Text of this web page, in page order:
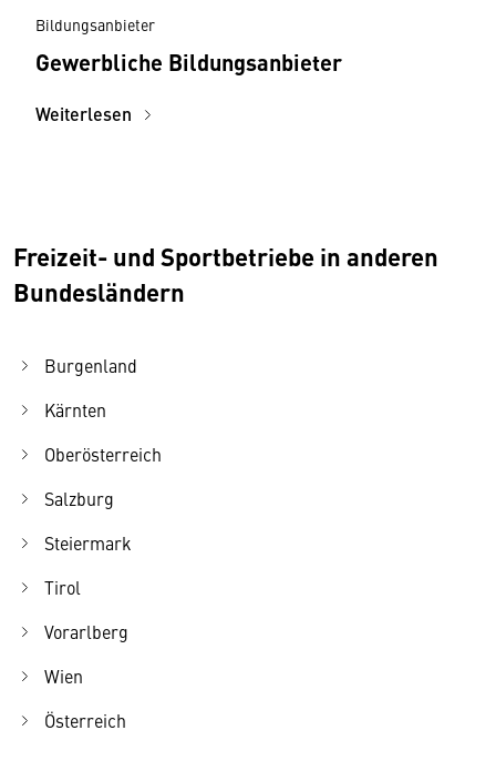
Bildungsanbieter
Gewerbliche Bildungsanbieter
Weiterlesen
Freizeit- und Sportbetriebe in anderen
Bundesländern
Burgenland
Kärnten
Oberösterreich
Salzburg
Steiermark
Tirol
Vorarlberg
Wien
Österreich